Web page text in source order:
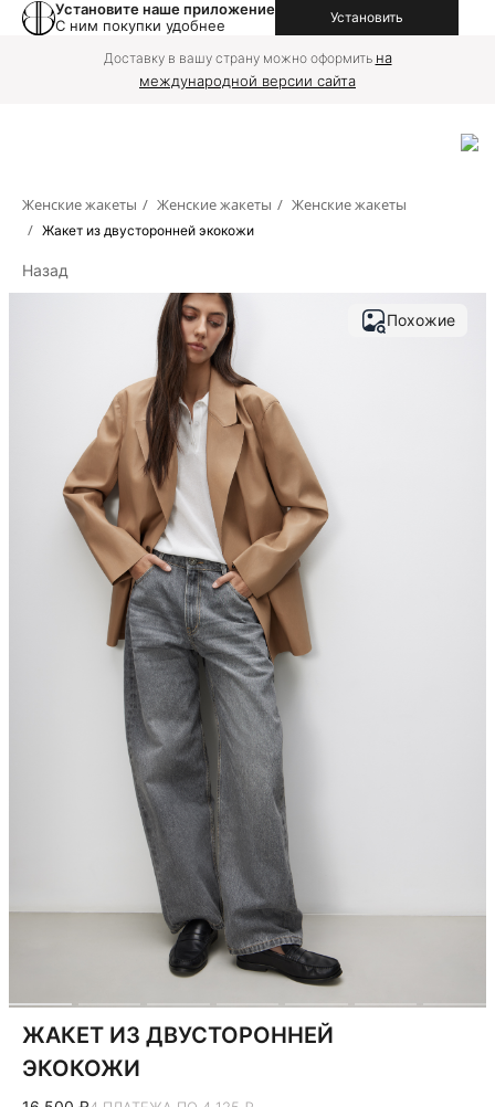
Установите наше приложение
С ним покупки удобнее
Установить
Доставку в вашу страну можно оформить на
международной версии сайта
Женские жакеты / Женские жакеты / Женские жакеты
/ Жакет из двусторонней экокожи
Назад
Похожие
ЖАКЕТ ИЗ ДВУСТОРОННЕЙ
ЭКОКОЖИ